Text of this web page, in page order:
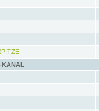
KANAL